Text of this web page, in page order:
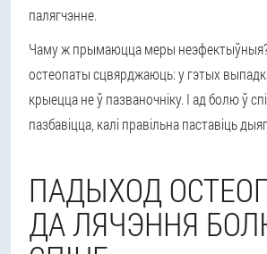
палягчэнне.
Чаму ж прымаюцца меры
остеопаты сцвярджаюць: у гэтых
крыецца не ў пазваночніку. І ад болю ў
пазбавіцца, калі правільна паставіць
ПАДЫХОД
ДА ЛЯЧЭННЯ